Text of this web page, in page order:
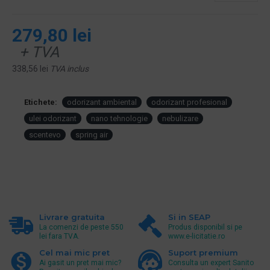
279,80 lei
+ TVA
338,56 lei TVA inclus
Etichete: odorizant ambiental
odorizant profesional
ulei odorizant
nano tehnologie
nebulizare
scentevo
spring air
Livrare gratuita
La comenzi de peste 550
lei fara TVA.
Si in SEAP
Produs disponibil si pe
www.e-licitatie.ro
Cel mai mic pret
Ai gasit un pret mai mic?
Suport premium
Consulta un expert Sanito